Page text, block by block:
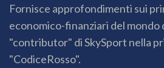
Fornisce approfondimenti sui
economico-finanziari del mondo
"contributor" di SkySport nella
"CodiceRosso".